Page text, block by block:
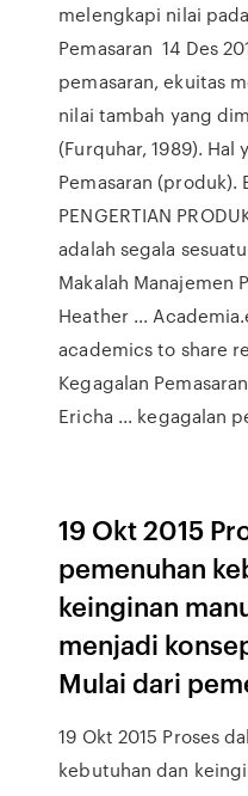
melengkapi nilai
Pemasaran 14 Des
pemasaran, ekuitas
nilai tambah yang
(Furquhar, 1989). Hal
Pemasaran (produk).
PENGERTIAN
adalah segala
Makalah Manajemen
Heather ...
academics to share
Kegagalan
Ericha ... kegagalan
19 Okt 2015
pemenuhan
keinginan
menjadi
Mulai dari
19 Okt 2015 Proses
kebutuhan dan